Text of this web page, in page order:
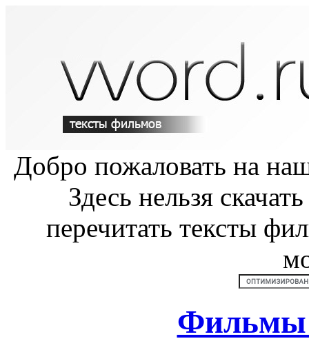
Добро пожаловать на
Здесь нельзя
перечитать тексты
Фильмы